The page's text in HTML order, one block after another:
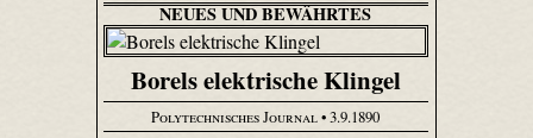
NEUES UND BEWÄHRTES
Borels elektrische Klingel
Polytechnisches Journal• 3.9.1890